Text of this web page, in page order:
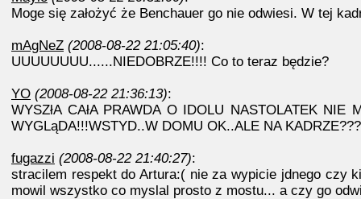
Moge się założyć że Benchauer go nie odwiesi. W tej
mAgNeZ (2008-08-22 21:05:40):
UUUUUUUU......NIEDOBRZE!!!! Co to teraz będzie?
YO (2008-08-22 21:36:13):
WYSZłA CAłA PRAWDA O IDOLU NASTOLATEK
WYGLąDA!!!WSTYD..W DOMU OK..ALE NA
fugazzi (2008-08-22 21:40:27):
stracilem respekt do Artura:( nie za wypicie jdnego czy
mowil wszystko co myslal prosto z mostu... a czy go